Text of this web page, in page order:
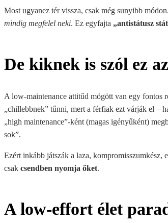
Most ugyanez tér vissza, csak még sunyibb
mindig megfelel neki. Ez egyfajta „antistátusz
De kiknek is szól ez
A low-maintenance attitűd mögött van egy fontos
„chillebbnek” tűnni, mert a férfiak ezt várják el –
„high maintenance”-ként (magas igényűként)
sok”.
Ezért inkább játszák a laza, kompromisszumkész,
csak csendben nyomja őket.
A low-effort élet